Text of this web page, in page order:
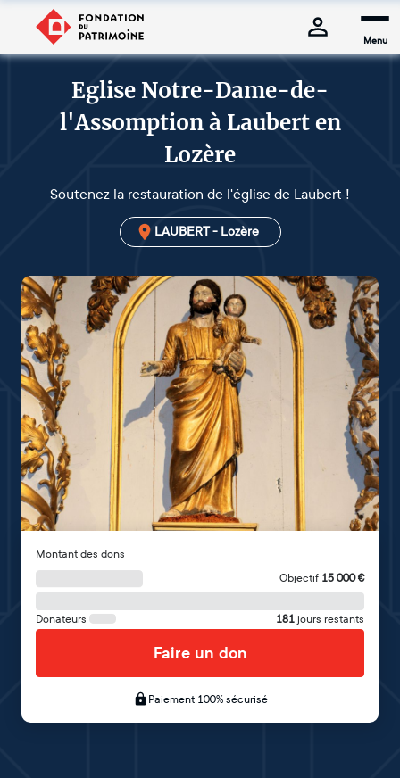
Menu
Eglise Notre-Dame-de-
l'Assomption à Laubert en
Lozère
Soutenez la restauration de l'église de Laubert !
LAUBERT - Lozère
Montant des dons
Objectif 15 000€
Donateurs 181 jours restants
Faire un don
Paiement 100% sécurisé